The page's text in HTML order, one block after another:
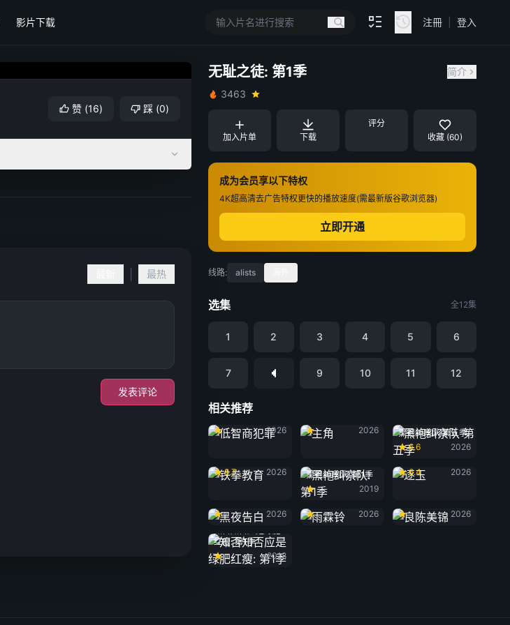
影片下载 注冊 登入
赞 (16) 踩 (0)
无耻之徒: 第1季
简介
3463
加入片单 下载
评分
收藏 (60)
成为会员享以下特权
4K超高清去广告特权更快的播放速度(需最新版谷歌浏览器)
立即开通
线路: alists
选集 全12集
1 2 3 4 5 6
7 9 10 11 12
相关推荐
低智商犯罪
2026
2026
黑袍纠察队 第五季
6.6
2026
8.7
2026
黑袍纠察队: 第1季
2019
逐玉
6.4
2026
2026
雨霖铃
2026
2026
红瘦: 第1季
2018
最热
发表评论